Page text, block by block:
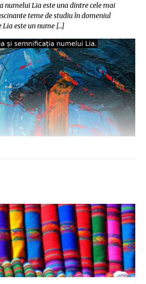
numelui Lia este una dintre cele mai
teme de studiu în domeniul
este un nume […]